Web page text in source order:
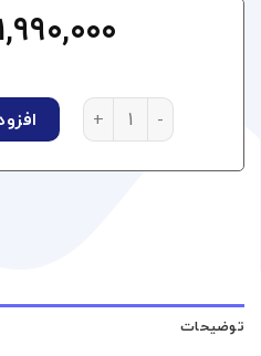
طراحی سایت پزشکی
توضیحات